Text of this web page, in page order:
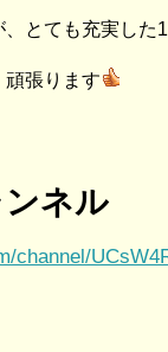
とても充実した
頑張ります
ネル
channel/